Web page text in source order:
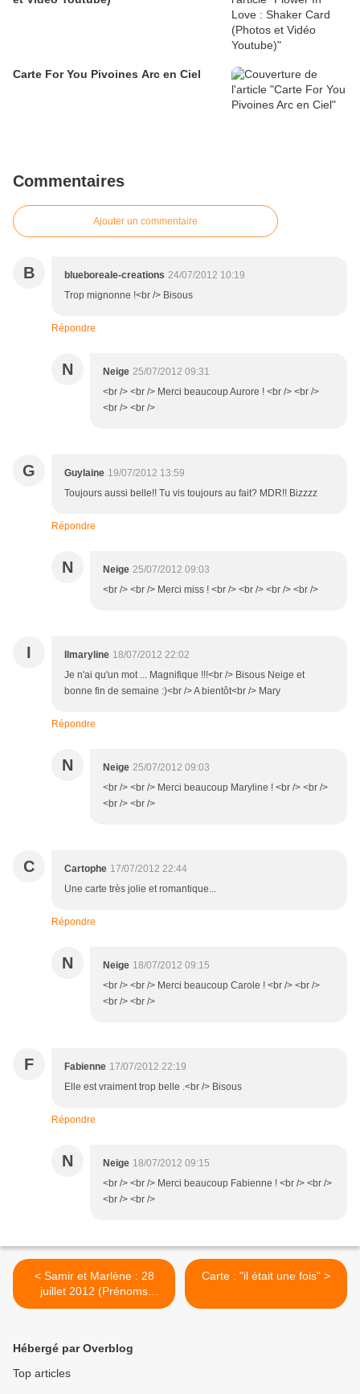
Carte For You Pivoines Arc en Ciel
Commentaires
Ajouter un commentaire
B blueboreale-creations 24/07/2012 10:19
Trop mignonne !<br /> Bisous
Répondre
N Neige 25/07/2012 09:31
<br /> <br /> Merci beaucoup Aurore ! <br /> <br />
<br /> <br />
G Guylaine 19/07/2012 13:59
Toujours aussi belle!! Tu vis toujours au fait? MDR!! Bizzzz
Répondre
N Neige 25/07/2012 09:03
<br /> <br /> Merci miss ! <br /> <br /> <br /> <br />
I Ilmaryline 18/07/2012 22:02
Je n'ai qu'un mot ... Magnifique !!!<br /> Bisous Neige et
bonne fin de semaine :)<br /> A bientôt<br /> Mary
Répondre
N Neige 25/07/2012 09:03
<br /> <br /> Merci beaucoup Maryline ! <br /> <br />
<br /> <br />
C Cartophe 17/07/2012 22:44
Une carte très jolie et romantique...
Répondre
N Neige 18/07/2012 09:15
<br /> <br /> Merci beaucoup Carole ! <br /> <br />
<br /> <br />
F Fabienne 17/07/2012 22:19
Elle est vraiment trop belle .<br /> Bisous
Répondre
N Neige 18/07/2012 09:15
<br /> <br /> Merci beaucoup Fabienne ! <br /> <br />
<br /> <br />
< Samir et Marlène : 28
juillet 2012 (Prénoms
Photophores et Affiches)
Carte : "il était une fois" >
Hébergé par Overblog
Top articles